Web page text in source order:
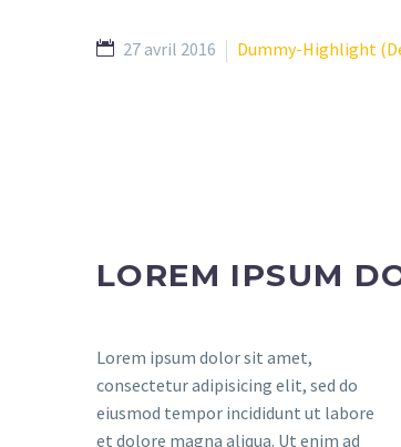
27 avril 2016 Dummy-Highlight
LOREM IPSUM
Lorem ipsum dolor sit amet,
consectetur adipisicing elit, sed do
eiusmod tempor incididunt ut labore
et dolore magna aliqua. Ut enim ad